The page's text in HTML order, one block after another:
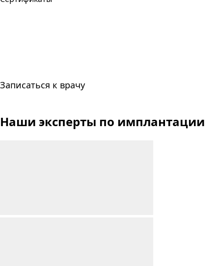
Записаться к врачу
Наши эксперты по имплантации